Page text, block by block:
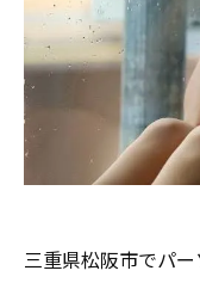
三重県松阪市でパ